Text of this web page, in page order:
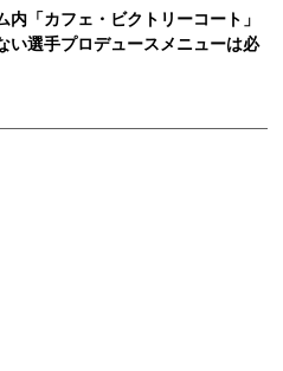
内「カフェ・ビクトリーコート」
い選手プロデュースメニューは必